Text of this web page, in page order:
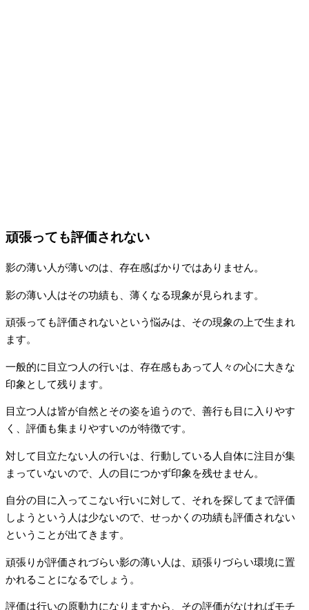
頑張っても評価されない
影の薄い人が薄いのは、存在感ばかりではありません。
影の薄い人はその功績も、薄くなる現象が見られます。
頑張っても評価されないという悩みは、その現象の上で生まれ
ます。
一般的に目立つ人の行いは、存在感もあって人々の心に大きな
印象として残ります。
目立つ人は皆が自然とその姿を追うので、善行も目に入りやす
く、評価も集まりやすいのが特徴です。
対して目立たない人の行いは、行動している人自体に注目が集
まっていないので、人の目につかず印象を残せません。
自分の目に入ってこない行いに対して、それを探してまで評価
しようという人は少ないので、せっかくの功績も評価されない
ということが出てきます。
頑張りが評価されづらい影の薄い人は、頑張りづらい環境に置
かれることになるでしょう。
評価は行いの原動力になりますから、その評価がなければモチ